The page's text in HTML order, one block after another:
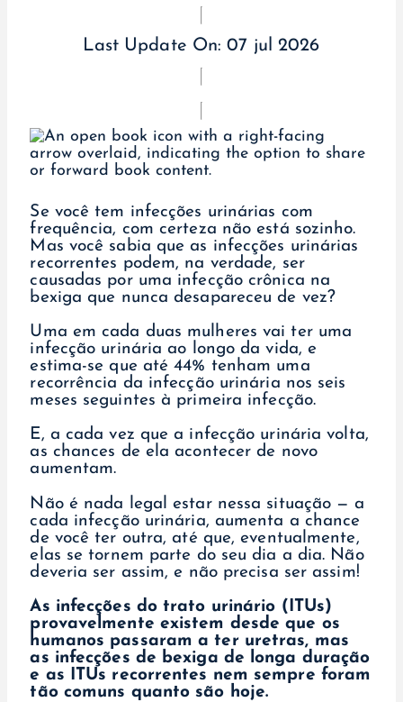
Last Update On:07 jul 2026
Se você tem infecções urinárias com
frequência, com certeza não está sozinho.
Mas você sabia que as infecções urinárias
recorrentes podem, na verdade, ser
causadas por uma infecção crônica na
bexiga que nunca desapareceu de vez?
Uma em cada duas mulheres vai ter uma
infecção urinária ao longo da vida, e
estima-se que até 44% tenham uma
recorrência da infecção urinária nos seis
meses seguintes à primeira infecção.
E, a cada vez que a infecção urinária volta,
as chances de ela acontecer de novo
aumentam.
Não é nada legal estar nessa situação — a
cada infecção urinária, aumenta a chance
de você ter outra, até que, eventualmente,
elas se tornem parte do seu dia a dia. Não
deveria ser assim, e não precisa ser assim!
As infecções do trato urinário (ITUs)
provavelmente existem desde que os
humanos passaram a ter uretras, mas
as infecções de bexiga de longa duração
e as ITUs recorrentes nem sempre foram
tão comuns quanto são hoje.